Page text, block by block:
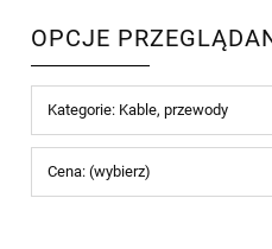
OPCJE
Kategorie: Kable, przewody
Cena: (wybierz)